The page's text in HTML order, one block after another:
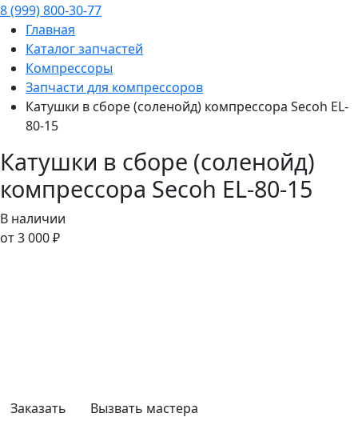
8 (999) 800-30-77
Главная
Каталог запчастей
Компрессоры
Запчасти для компрессоров
Катушки в сборе (соленойд) компрессора Secoh EL-
80-15
Катушки в сборе (соленойд)
компрессора Secoh EL-80-15
В наличии
от 3 000 ₽
Заказать Вызвать мастера